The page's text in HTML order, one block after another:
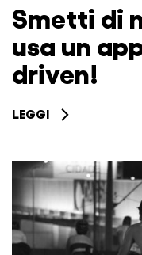
Smetti di
usa un
driven!
LEGGI